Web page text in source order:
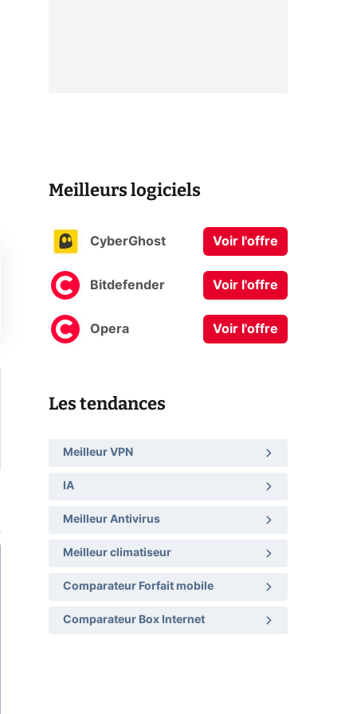
Meilleurs logiciels
CyberGhost Voir l'offre
Bitdefender Voir l'offre
Opera Voir l'offre
Les tendances
Meilleur VPN
IA
Meilleur Antivirus
Meilleur climatiseur
Comparateur Forfait mobile
Comparateur Box Internet